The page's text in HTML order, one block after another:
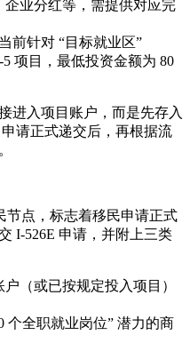
企业分红等，需提供对应完
针对 “目标就业区”
项目，最低投资金额为 80
进入项目账户，而是先存入
请正式递交后，再根据流
节点，标志着移民申请正式
I-526E 申请，并附上三类
（或已按规定投入项目）
个全职就业岗位” 潜力的商